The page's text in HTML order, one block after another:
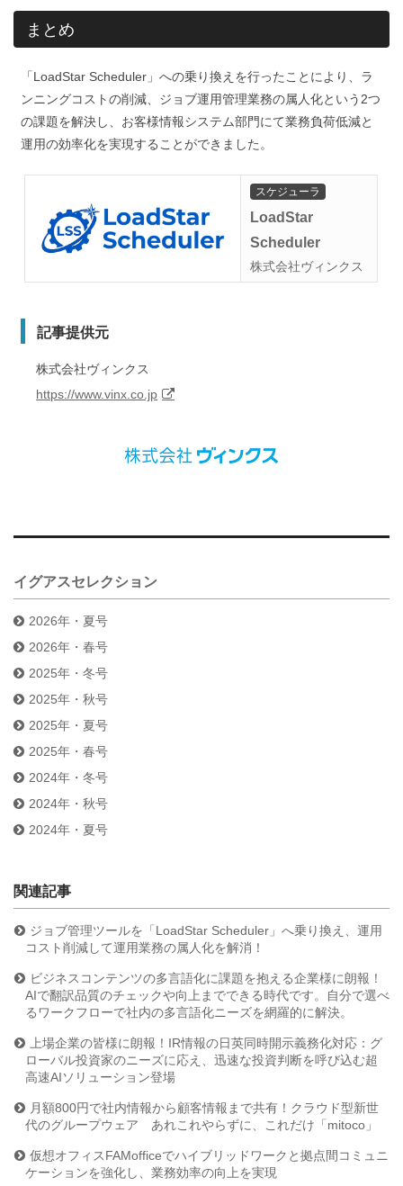
まとめ
「LoadStar Scheduler」への乗り換えを行ったことにより、ラ
ンニングコストの削減、ジョブ運用管理業務の属人化という2つ
の課題を解決し、お客様情報システム部門にて業務負荷低減と
運用の効率化を実現することができました。
スケジューラ
LoadStar
Scheduler
株式会社ヴィンクス
記事提供元
株式会社ヴィンクス
https://www.vinx.co.jp
イグアスセレクション
2026年・夏号
2026年・春号
2025年・冬号
2025年・秋号
2025年・夏号
2025年・春号
2024年・冬号
2024年・秋号
2024年・夏号
関連記事
ジョブ管理ツールを「LoadStar Scheduler」へ乗り換え、運用
コスト削減して運用業務の属人化を解消！
ビジネスコンテンツの多言語化に課題を抱える企業様に朗報！
AIで翻訳品質のチェックや向上までできる時代です。自分で選べ
るワークフローで社内の多言語化ニーズを網羅的に解決。
上場企業の皆様に朗報！IR情報の日英同時開示義務化対応：グ
ローバル投資家のニーズに応え、迅速な投資判断を呼び込む超
高速AIソリューション登場
月額800円で社内情報から顧客情報まで共有！クラウド型新世
代のグループウェア あれこれやらずに、これだけ「mitoco」
仮想オフィスFAMofficeでハイブリッドワークと拠点間コミュニ
ケーションを強化し、業務効率の向上を実現